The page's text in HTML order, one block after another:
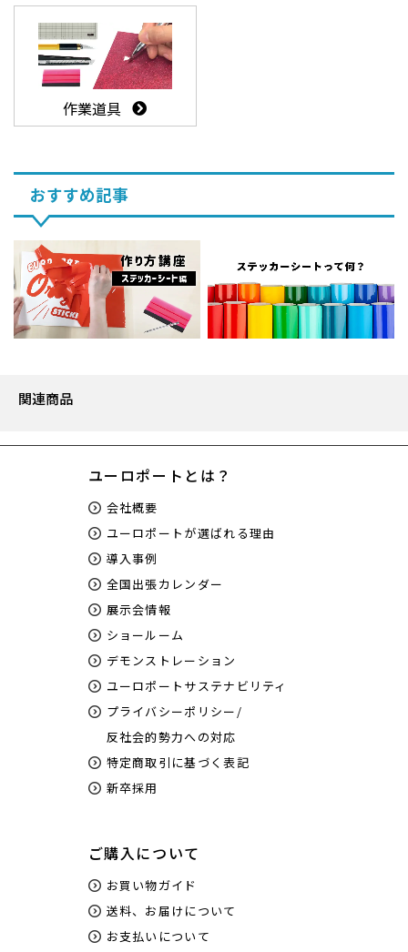
作業道具
おすすめ記事
関連商品
ユーロポートとは？
会社概要
ユーロポートが選ばれる理由
導入事例
全国出張カレンダー
展示会情報
ショールーム
デモンストレーション
ユーロポートサステナビリティ
プライバシーポリシー/
反社会的勢力への対応
特定商取引に基づく表記
新卒採用
ご購入について
お買い物ガイド
送料、お届けについて
お支払いについて